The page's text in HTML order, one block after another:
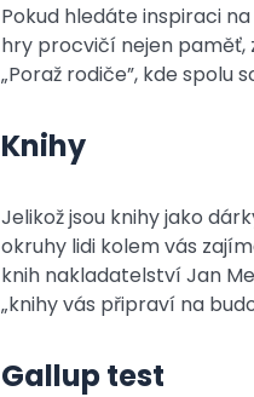
Pokud hledáte inspiraci
hry procvičí nejen paměť,
„Poraž rodiče”, kde spolu
Knihy
Jelikož jsou knihy jako
okruhy lidi kolem vás
knih nakladatelství Jan
„knihy vás připraví na
Gallup test